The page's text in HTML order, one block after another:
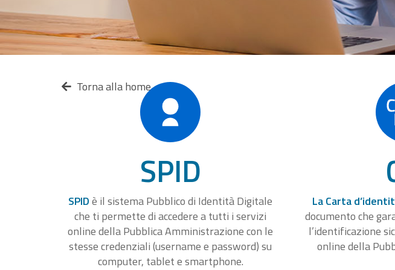
Torna alla home
SPID
SPIDè il sistema Pubblico di Identità Digitale
che ti permette di accedere a tutti i servizi
online della Pubblica Amministrazione con le
stesse credenziali (username e password) su
computer, tablet e smartphone.
La Carta
documento che
l’identificazione
online della